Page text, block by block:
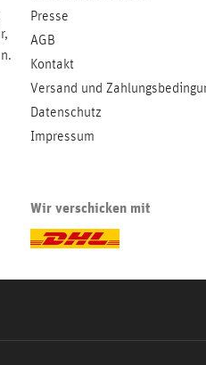
Presse
AGB
Kontakt
Versand und
Datenschutz
Impressum
Wir verschicken mit